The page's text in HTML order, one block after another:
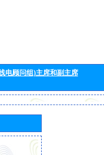
电顾问组)主席和副主席